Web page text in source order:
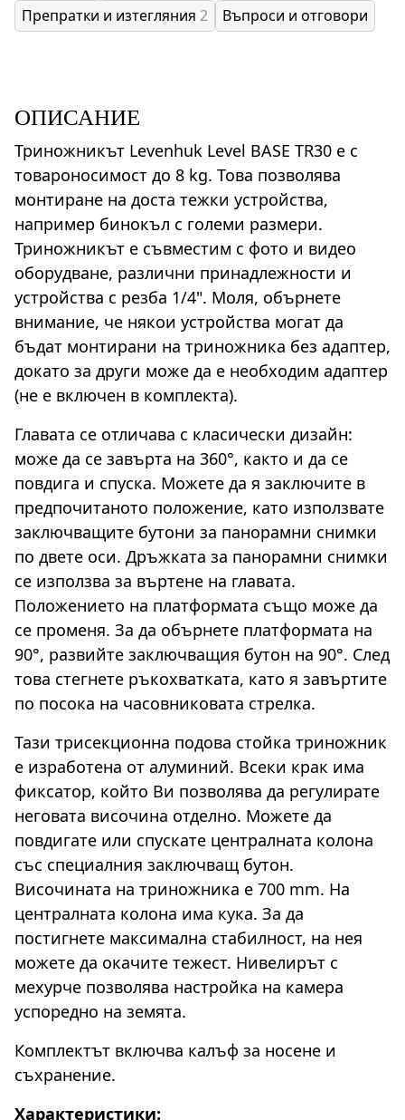
Препратки и изтегляния 2 Въпроси и отговори
ОПИСАНИЕ
Триножникът Levenhuk Level BASE TR30 е с
товароносимост до 8 kg. Това позволява
монтиране на доста тежки устройства,
например бинокъл с големи размери.
Триножникът е съвместим с фото и видео
оборудване, различни принадлежности и
устройства с резба 1/4". Моля, обърнете
внимание, че някои устройства могат да
бъдат монтирани на триножника без адаптер,
докато за други може да е необходим адаптер
(не е включен в комплекта).
Главата се отличава с класически дизайн:
може да се завърта на 360°, както и да се
повдига и спуска. Можете да я заключите в
предпочитаното положение, като използвате
заключващите бутони за панорамни снимки
по двете оси. Дръжката за панорамни снимки
се използва за въртене на главата.
Положението на платформата също може да
се променя. За да обърнете платформата на
90°, развийте заключващия бутон на 90°. След
това стегнете ръкохватката, като я завъртите
по посока на часовниковата стрелка.
Тази трисекционна подова стойка триножник
е изработена от алуминий. Всеки крак има
фиксатор, който Ви позволява да регулирате
неговата височина отделно. Можете да
повдигате или спускате централната колона
със специалния заключващ бутон.
Височината на триножника е 700 mm. На
централната колона има кука. За да
постигнете максимална стабилност, на нея
можете да окачите тежест. Нивелирът с
мехурче позволява настройка на камера
успоредно на земята.
Комплектът включва калъф за носене и
съхранение.
Характеристики: